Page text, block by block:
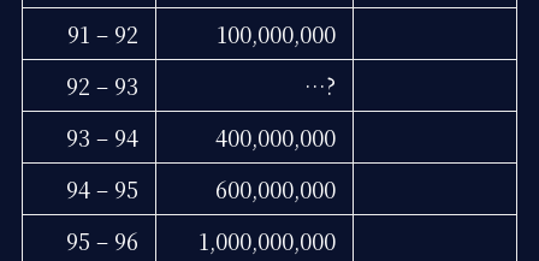
91 – 92
100,000,000
92 – 93
…?
93 – 94
400,000,000
94 – 95
600,000,000
95 – 96
1,000,000,000